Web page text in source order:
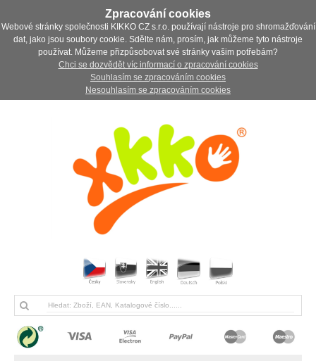
Zpracování cookies
Webové stránky společnosti KIKKO CZ s.r.o. používají nástroje pro shromažďování
dat, jako jsou soubory cookie. Sdělte nám, prosím, jak můžeme tyto nástroje
používat. Můžeme přizpůsobovat své stránky vašim potřebám?
Chci se dozvědět víc informací o zpracování cookies
Souhlasím se zpracováním cookies
Nesouhlasím se zpracováním cookies